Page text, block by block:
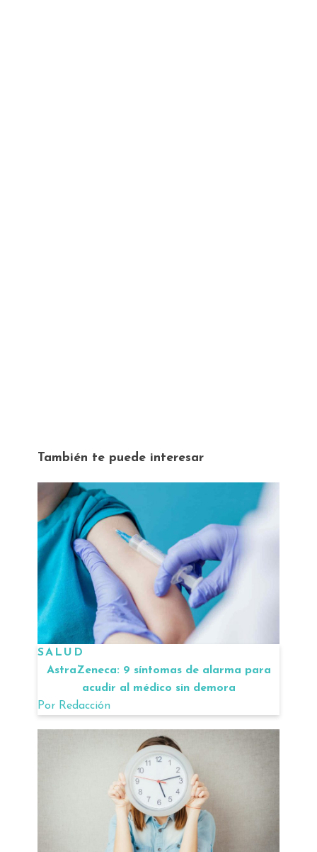
También te puede interesar
SALUD
AstraZeneca: 9 síntomas de alarma para
acudir al médico sin demora
Por Redacción